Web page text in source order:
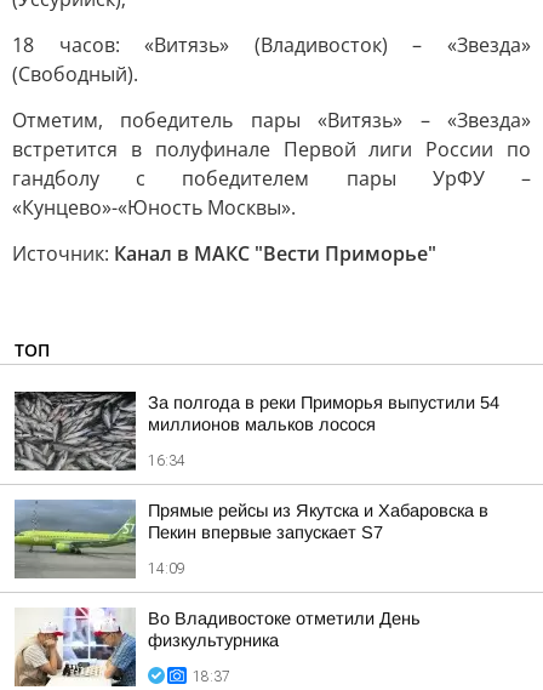
18 часов: «Витязь» (Владивосток) – «Звезда»
(Свободный).
Отметим, победитель пары «Витязь» – «Звезда»
встретится в полуфинале Первой лиги России по
гандболу с победителем пары УрФУ –
«Кунцево»-«Юность Москвы».
Источник: Канал в МАКС "Вести Приморье"
ТОП
За полгода в реки Приморья выпустили 54
миллионов мальков лосося
16:34
Прямые рейсы из Якутска и Хабаровска в
Пекин впервые запускает S7
14:09
Во Владивостоке отметили День
физкультурника
18:37